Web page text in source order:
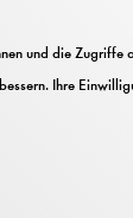
und die Zugriffe
Ihre